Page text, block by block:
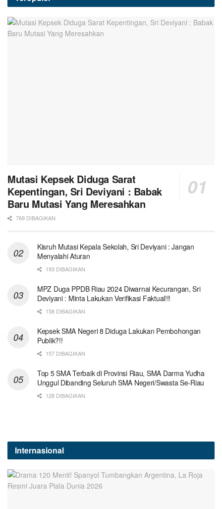
Mutasi Kepsek Diduga Sarat
Kepentingan, Sri Deviyani : Babak
Baru Mutasi Yang Meresahkan
769 DIBAGIKAN
Kisruh Mutasi Kepala Sekolah, Sri Deviyani : Jangan
Menyalahi Aturan
193 DIBAGIKAN
MPZ Duga PPDB Riau 2024 Diwarnai Kecurangan, Sri
Deviyani : Minta Lakukan Verifikasi Faktual!!!
158 DIBAGIKAN
Kepsek SMA Negeri 8 Diduga Lakukan Pembohongan
Publik?!!
157 DIBAGIKAN
Top 5 SMA Terbaik di Provinsi Riau, SMA Darma Yudha
Unggul Dibanding Seluruh SMA Negeri/Swasta Se-Riau
128 DIBAGIKAN
Internasional